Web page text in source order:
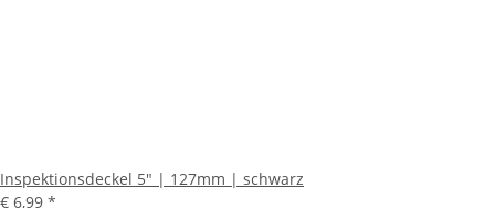
Inspektionsdeckel 5" | 127mm | schwarz
€ 6,99 *